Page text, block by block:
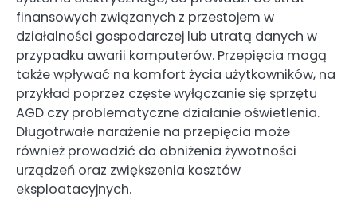
finansowych związanych z przestojem w
działalności gospodarczej lub utratą danych w
przypadku awarii komputerów. Przepięcia mogą
także wpływać na komfort życia użytkowników, na
przykład poprzez częste wyłączanie się sprzętu
AGD czy problematyczne działanie oświetlenia.
Długotrwałe narażenie na przepięcia może
również prowadzić do obniżenia żywotności
urządzeń oraz zwiększenia kosztów
eksploatacyjnych.